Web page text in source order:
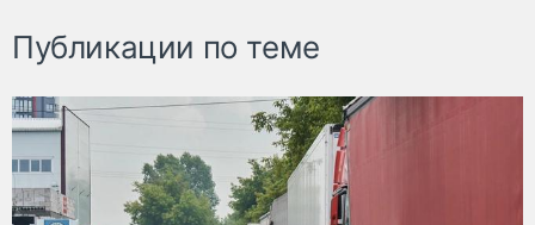
Публикации по теме